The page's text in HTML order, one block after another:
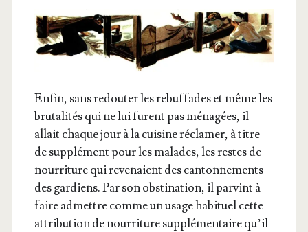
Enfin, sans redou­ter les rebuf­fades et même les
bru­ta­li­tés qui ne lui furent pas ména­gées, il
allait chaque jour à la cui­sine récla­mer, à titre
de sup­plé­ment pour les malades, les restes de
nour­ri­ture qui reve­naient des can­ton­ne­ments
des gar­diens. Par son obs­ti­na­tion, il par­vint à
faire admettre comme un usage habi­tuel cette
attri­bu­tion de nour­ri­ture sup­plé­men­taire qu’il